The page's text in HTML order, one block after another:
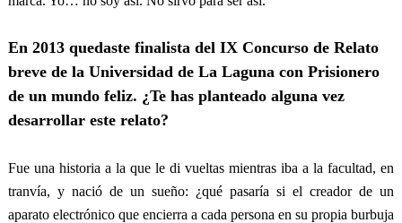
En 2013 quedaste finalista del IX Concurso de Relato
breve de la Universidad de La Laguna con Prisionero
de un mundo feliz. ¿Te has planteado alguna vez
desarrollar este relato?
Fue una historia a la que le di vueltas mientras iba a la facultad, en
tranvía, y nació de un sueño: ¿qué pasaría si el creador de un
aparato electrónico que encierra a cada persona en su propia burbuja